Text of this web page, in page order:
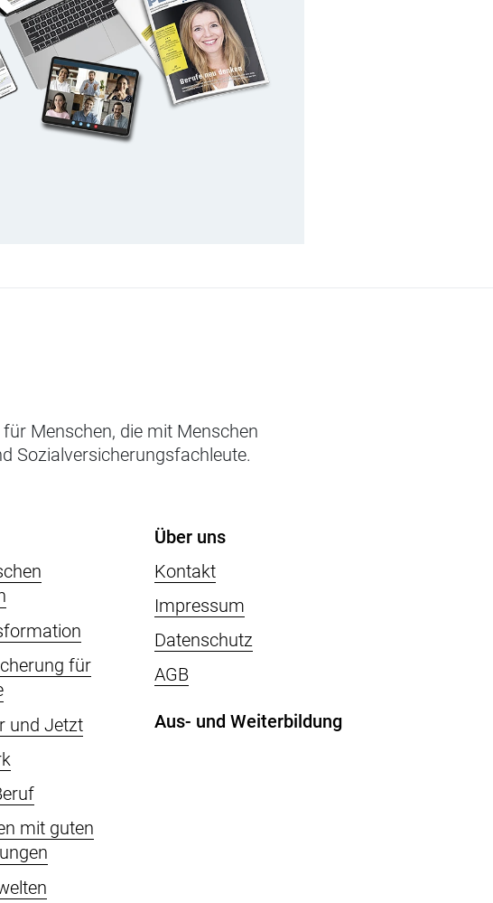
Menschen, die mit Menschen
Sozialversicherungsfachleute.
für
und Jetzt
mit guten
Über uns
Kontakt
Impressum
Datenschutz
AGB
Aus- und Weiterbildung